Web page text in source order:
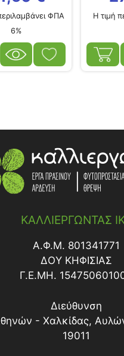
ΦΠΑ
6%
Η τιμή
ΚΑΛΛΙΕΡΓΩΝΤΑΣ
Α.Φ.Μ. 801341771
ΔΟY ΚΗΦΙΣΙΑΣ
Γ.Ε.ΜΗ.
Διεύθυνση
- Χαλκίδας,
19011